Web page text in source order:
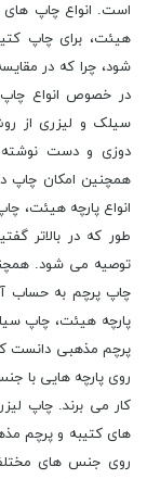
است. انواع چاپ
هیئت، برای چاپ
شود، چرا که در
در خصوص انواع
سیلک و لیزری از
دوزی و دست نوشته
همچنین امکان چاپ
انواع پارچه هیئت،
طور که در بالاتر
توصیه می شود.
چاپ پرچم به حساب
پارچه هیئت، چاپ
پرچم مذهبی دانست
روی پارچه هایی با
کار می برند. چاپ
های کتیبه و پرچم
روی جنس های مختلف